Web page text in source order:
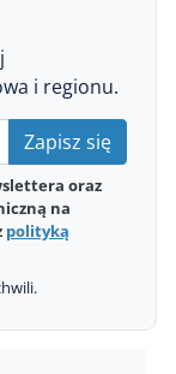
i regionu.
Zapisz się
oraz
na
polityką